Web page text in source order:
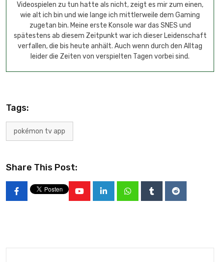
Videospielen zu tun hatte als nicht, zeigt es mir zum einen,
wie alt ich bin und wie lange ich mittlerweile dem Gaming
zugetan bin. Meine erste Konsole war das SNES und
spätestens ab diesem Zeitpunkt war ich dieser Leidenschaft
verfallen, die bis heute anhält. Auch wenn durch den Alltag
leider die Zeiten von verspielten Tagen vorbei sind.
Tags:
pokémon tv app
Share This Post: